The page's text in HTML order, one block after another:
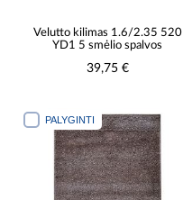
Velutto kilimas 1.6/2.35 520
YD1 5 smėlio spalvos
39,75 €
PALYGINTI